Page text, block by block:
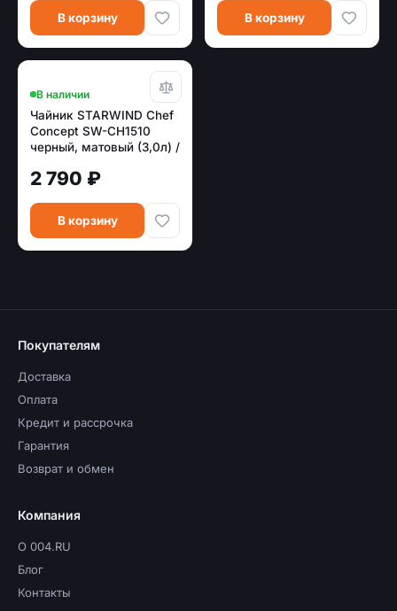
В корзину В корзину
В наличии
Чайник STARWIND Chef
Concept SW-CH1510
черный, матовый (3,0л) /
2 790 ₽
В корзину
Покупателям
Доставка
Оплата
Кредит и рассрочка
Гарантия
Возврат и обмен
Компания
О 004.RU
Блог
Контакты